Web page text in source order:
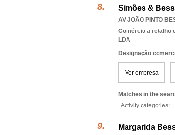
Simões &
AV JOÃO PINTO
Comércio a retalho
LDA
Designação
Ver empresa
Matches in the
Activity categories: ...
Margarida